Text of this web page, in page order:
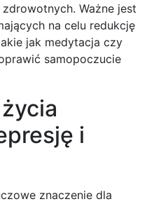
Ważne jest
na celu redukcję
jak medytacja czy
samopoczucie
i
znaczenie dla